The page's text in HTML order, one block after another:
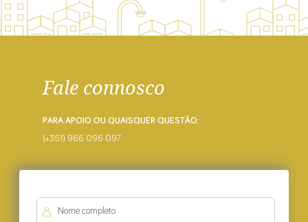
Fale connosco
PARA APOIO OU QUAISQUER QUESTÃO:
(+351) 966 096 097